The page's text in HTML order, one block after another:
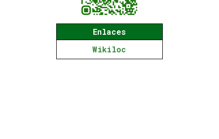
Enlaces
Wikiloc